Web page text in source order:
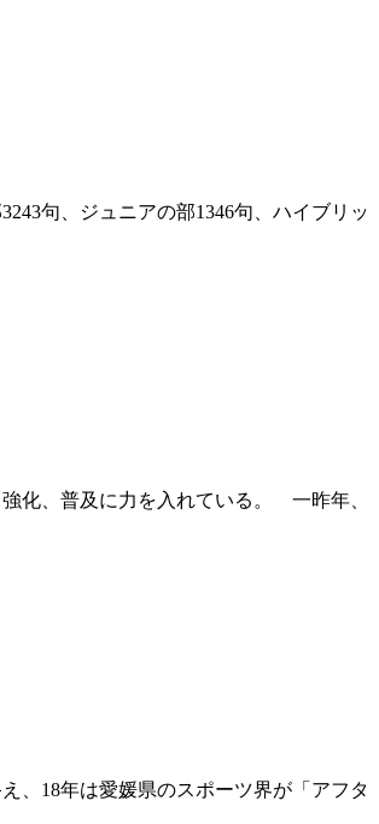
句、ジュニアの部1346句、ハイブリッ
化、普及に力を入れている。 一昨年、
、18年は愛媛県のスポーツ界が「アフタ